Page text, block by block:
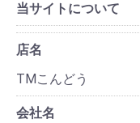
当サイトについて
店名
TMこんどう
会社名